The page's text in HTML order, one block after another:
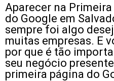
Aparecer na
do Google em
sempre foi algo
muitas empresas. E
por que é tão
seu negócio
primeira página do